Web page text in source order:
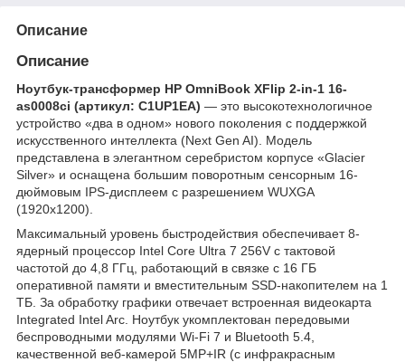
Описание
Описание
Ноутбук-трансформер HP OmniBook XFlip 2-in-1 16-
as0008ci (артикул: C1UP1EA) — это высокотехнологичное
устройство «два в одном» нового поколения с поддержкой
искусственного интеллекта (Next Gen AI). Модель
представлена в элегантном серебристом корпусе «Glacier
Silver» и оснащена большим поворотным сенсорным 16-
дюймовым IPS-дисплеем с разрешением WUXGA
(1920x1200).
Максимальный уровень быстродействия обеспечивает 8-
ядерный процессор Intel Core Ultra 7 256V с тактовой
частотой до 4,8 ГГц, работающий в связке с 16 ГБ
оперативной памяти и вместительным SSD-накопителем на 1
ТБ. За обработку графики отвечает встроенная видеокарта
Integrated Intel Arc. Ноутбук укомплектован передовыми
беспроводными модулями Wi-Fi 7 и Bluetooth 5.4,
качественной веб-камерой 5MP+IR (с инфракрасным